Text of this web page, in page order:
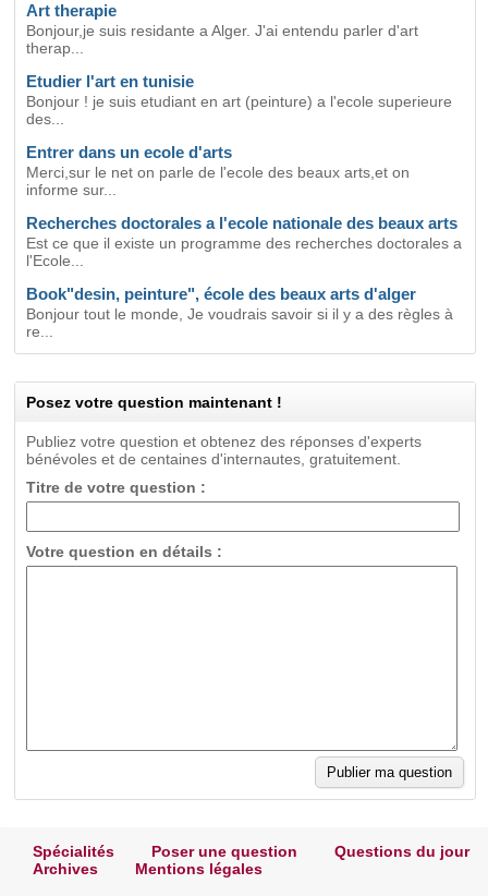
Art therapie
Bonjour,je suis residante a Alger. J'ai entendu parler d'art
therap...
Etudier l'art en tunisie
Bonjour ! je suis etudiant en art (peinture) a l'ecole superieure
des...
Entrer dans un ecole d'arts
Merci,sur le net on parle de l'ecole des beaux arts,et on
informe sur...
Recherches doctorales a l'ecole nationale des beaux arts
Est ce que il existe un programme des recherches doctorales a
l'Ecole...
Book"desin, peinture", école des beaux arts d'alger
Bonjour tout le monde, Je voudrais savoir si il y a des règles à
re...
Posez votre question maintenant !
Publiez votre question et obtenez des réponses d'experts
bénévoles et de centaines d'internautes, gratuitement.
Titre de votre question :
Votre question en détails :
Spécialités Poser une question
Questions du jour
Archives
Mentions légales